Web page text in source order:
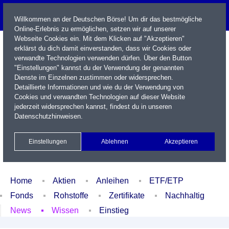
Name / WKN / ISIN / Kürzel
Xetra Realtime
Watchlist Portfolio Login
Home Aktien Anleihen
ETF/ETP
Fonds
Rohstoffe Zertifikate
Nachhaltig
News
Wissen Einstieg
Willkommen an der Deutschen Börse! Um dir das bestmögliche
Online-Erlebnis zu ermöglichen, setzen wir auf unserer
Webseite Cookies ein. Mit dem Klicken auf "Akzeptieren"
erklärst du dich damit einverstanden, dass wir Cookies oder
verwandte Technologien verwenden dürfen. Über den Button
"Einstellungen" kannst du der Verwendung der genannten
Dienste im Einzelnen zustimmen oder widersprechen.
Detaillierte Informationen und wie du der Verwendung von
Cookies und verwandten Technologien auf dieser Website
jederzeit widersprechen kannst, findest du in unseren
Datenschutzhinweisen.
Einstellungen Ablehnen Akzeptieren